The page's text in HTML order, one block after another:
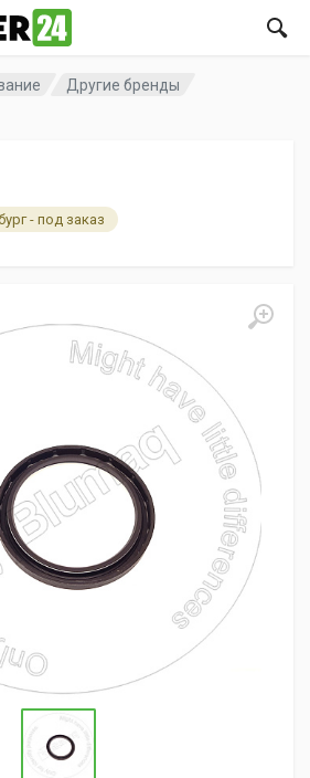
Другие бренды
- под заказ